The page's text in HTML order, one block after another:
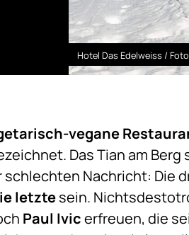
Hotel Das Edelweiss /
vegane
Das Tian am
Nachricht: Die
letztesein.
Paul Ivicerfreuen, die